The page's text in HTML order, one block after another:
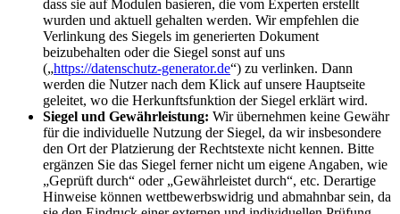
dass sie auf Modulen basieren, die vom Experten erstellt
wurden und aktuell gehalten werden. Wir empfehlen die
Verlinkung des Siegels im generierten Dokument
beizubehalten oder die Siegel sonst auf uns
(„https://datenschutz-generator.de“) zu verlinken. Dann
werden die Nutzer nach dem Klick auf unsere Hauptseite
geleitet, wo die Herkunftsfunktion der Siegel erklärt wird.
Siegel und Gewährleistung: Wir übernehmen keine Gewähr
für die individuelle Nutzung der Siegel, da wir insbesondere
den Ort der Platzierung der Rechtstexte nicht kennen. Bitte
ergänzen Sie das Siegel ferner nicht um eigene Angaben, wie
„Geprüft durch“ oder „Gewährleistet durch“, etc. Derartige
Hinweise können wettbewerbswidrig und abmahnbar sein, da